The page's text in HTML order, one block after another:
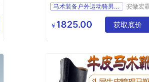
马术装备户外运动骑男女骑
安徽宏
有限公司
￥ 1825.00 获取底价